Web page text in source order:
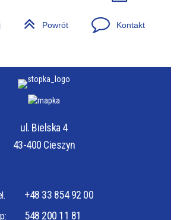
Powrót Kontakt
ul. Bielska 4
43-400 Cieszyn
+48 33 854 92 00
548 200 11 81